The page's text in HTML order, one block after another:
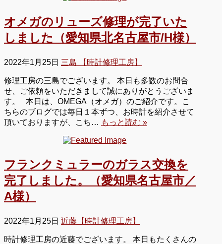
オメガのリューズ修理が完了いた
しました（愛知県北名古屋市/H様）
2022年1月25日 三島 【時計修理工房】
修理工房の三島でございます。 本日も多数のお問合
せ、ご依頼をいただきまして誠にありがとうございま
す。 本日は、OMEGA（オメガ）のご紹介です。こ
ちらのブログでは毎日１本ずつ、お時計を紹介させて
頂いておりますが、こち… もっと読む »
フランクミュラーのガラス交換を
完了しました。（愛知県名古屋市／
A様）
2022年1月25日 近藤【時計修理工房】
時計修理工房の近藤でございます。 本日もたくさんの